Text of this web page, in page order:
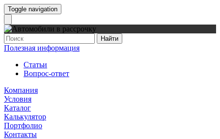
Toggle navigation
Найти
Полезная информация
Статьи
Вопрос-ответ
Компания
Условия
Каталог
Калькулятор
Портфолио
Контакты